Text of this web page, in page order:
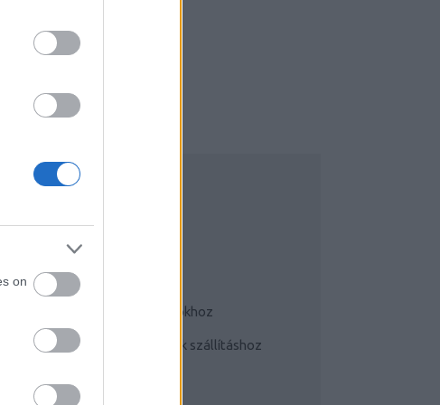
on
TUDATTÁGÍTÓ
- Bringás tippek
Kerékpárok a mindennapokhoz
Teherhordó/ cargo bringák szállításhoz